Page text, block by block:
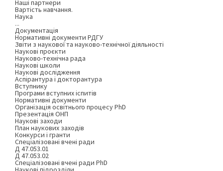
Наші партнери
Вартість навчання.
Наука
...
Документація
Нормативні документи РДГУ
Звіти з наукової та науково-технічної діяльності
Наукові проєкти
Науково-технічна рада
Наукові школи
Наукові дослідження
Аспірантура і докторантура
Вступнику
Програми вступних іспитів
Нормативні документи
Організація освітнього процесу PhD
Презентація ОНП
Наукові заходи
План наукових заходів
Конкурси і гранти
Спеціалізовані вчені ради
Д 47.053.01
Д 47.053.02
Спеціалізовані вчені ради PhD